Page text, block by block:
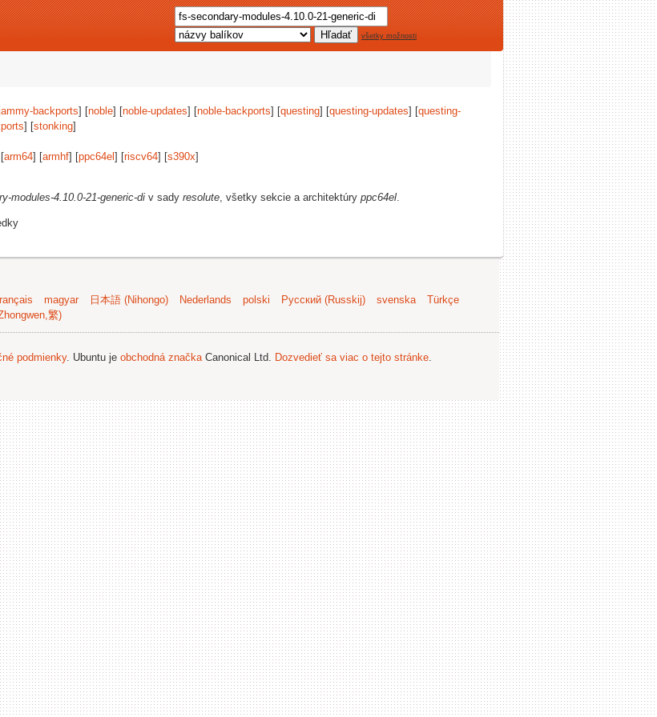
všetky možnosti
backports] [noble] [noble-updates] [noble-backports] [questing] [questing-updates] [questing-
] [stonking]
arm64] [armhf] [ppc64el ] [riscv64] [s390x]
modules-4.10.0-21-generic-di v sady resolute, všetky sekcie a architektúry ppc64el.
magyar 日本語 (Nihongo) Nederlands polski Русский (Russkij) svenska
Türkçe
繁)
podmienky. Ubuntu je obchodná značkaCanonical Ltd. Dozvedieť sa viac o tejto stránke.